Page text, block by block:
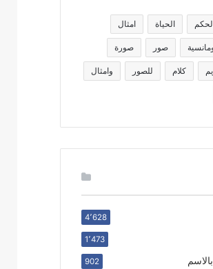
الحياة امثال
صور صورة
كلام للصور وامثال
4٬628
1٬473
902